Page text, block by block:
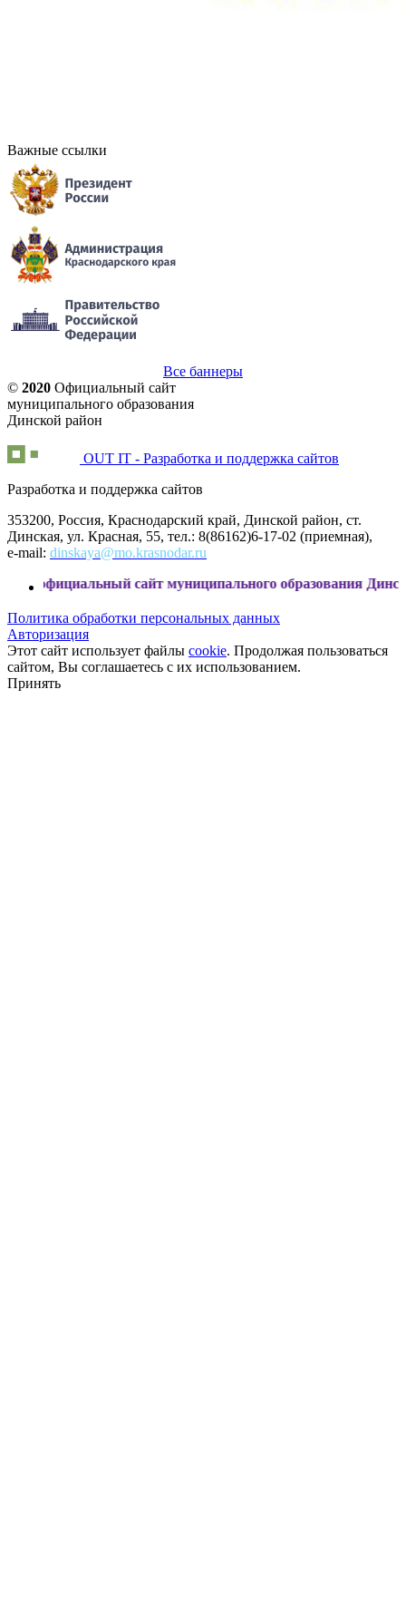
Важные ссылки
Все баннеры
© 2020 Официальный сайт
муниципального образования
Динской район
OUT IT - Разработка и поддержка сайтов
Разработка и поддержка сайтов
353200, Россия, Краснодарский край, Динской район, ст.
Динская, ул. Красная, 55, тел.: 8(86162)6-17-02 (приемная),
e-mail: dinskaya@mo.krasnodar.ru
сайт муниципального образования Динской район
Политика обработки персональных данных
Авторизация
Этот сайт использует файлы cookie. Продолжая пользоваться
сайтом, Вы соглашаетесь с их использованием.
Принять